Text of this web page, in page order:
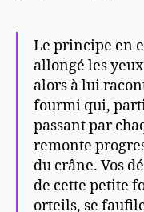
Le principe en
allongé les
alors à lui
fourmi qui,
passant par
remonte
du crâne. Vos
de cette petite
orteils, se